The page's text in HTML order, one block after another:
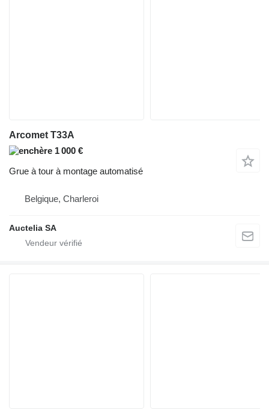
Arcomet T33A
1 000 €
Grue à tour à montage automatisé
Belgique, Charleroi
Auctelia SA